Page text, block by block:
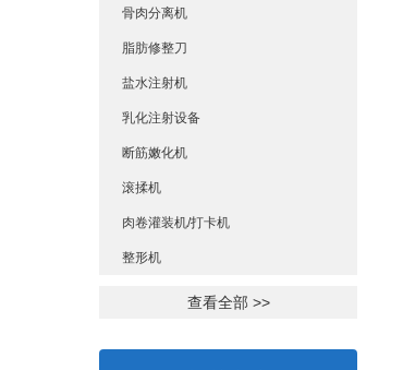
骨肉分离机
脂肪修整刀
盐水注射机
乳化注射设备
断筋嫩化机
滚揉机
肉卷灌装机/打卡机
整形机
查看全部 >>